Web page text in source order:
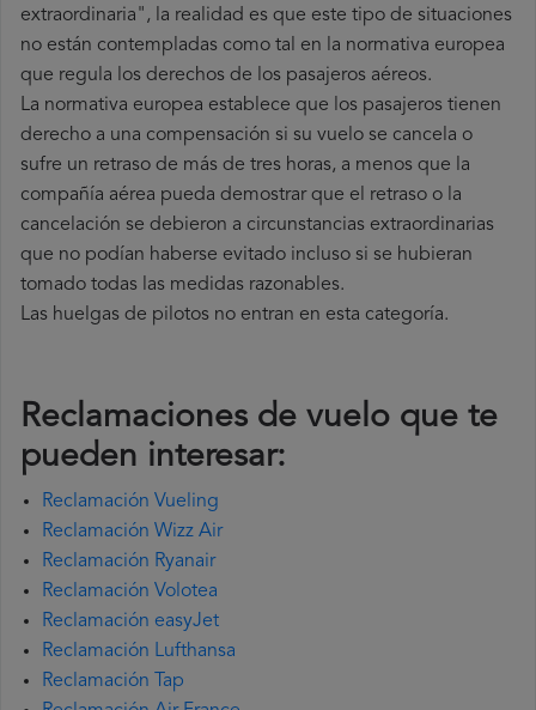
extraordinaria", la realidad es que este tipo de situaciones
no están contempladas como tal en la normativa europea
que regula los derechos de los pasajeros aéreos.
La normativa europea establece que los pasajeros tienen
derecho a una compensación si su vuelo se cancela o
sufre un retraso de más de tres horas, a menos que la
compañía aérea pueda demostrar que el retraso o la
cancelación se debieron a circunstancias extraordinarias
que no podían haberse evitado incluso si se hubieran
tomado todas las medidas razonables.
Las huelgas de pilotos no entran en esta categoría.
Reclamaciones de vuelo que te
pueden interesar:
Reclamación Vueling
Reclamación Wizz Air
Reclamación Ryanair
Reclamación Volotea
Reclamación easyJet
Reclamación Lufthansa
Reclamación Tap